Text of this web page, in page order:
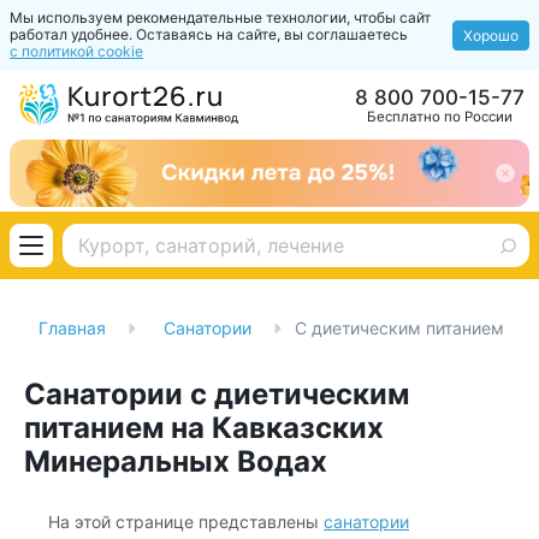
Мы используем рекомендательные технологии, чтобы сайт
работал удобнее. Оставаясь на сайте, вы соглашаетесь
с политикой cookie
Хорошо
Бесплатно по России
8 800 700-15-77
Главная Санатории С диетическим питанием
Санатории с диетическим
питанием на Кавказских
Минеральных Водах
На этой странице представлены санатории